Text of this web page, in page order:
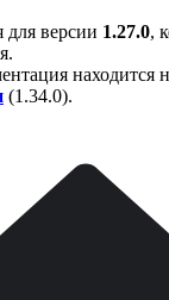
для версии 1.27.0,
находится
(1.34.0).